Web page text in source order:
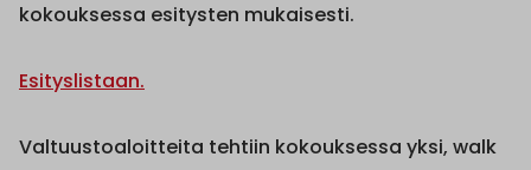
kokouksessa esitysten mukaisesti.
Esityslistaan.
Valtuustoaloitteita tehtiin kokouksessa yksi, walk